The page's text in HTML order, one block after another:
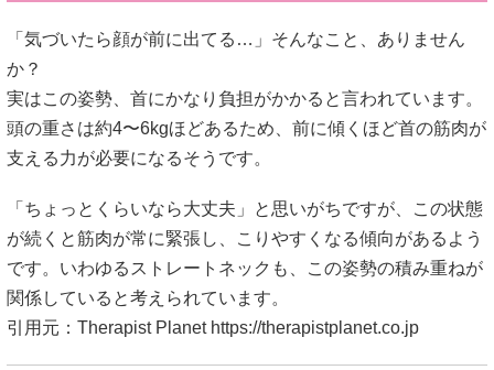
「気づいたら顔が前に出てる…」そんなこと、ありません
か？
実はこの姿勢、首にかなり負担がかかると言われています。
頭の重さは約4〜6kgほどあるため、前に傾くほど首の筋肉が
支える力が必要になるそうです。
「ちょっとくらいなら大丈夫」と思いがちですが、この状態
が続くと筋肉が常に緊張し、こりやすくなる傾向があるよう
です。いわゆるストレートネックも、この姿勢の積み重ねが
関係していると考えられています。
引用元：Therapist Planet https://therapistplanet.co.jp